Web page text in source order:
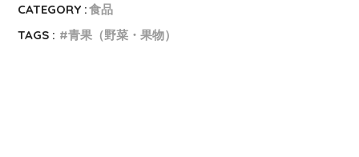
CATEGORY :食品
TAGS :
青果（野菜・果物）